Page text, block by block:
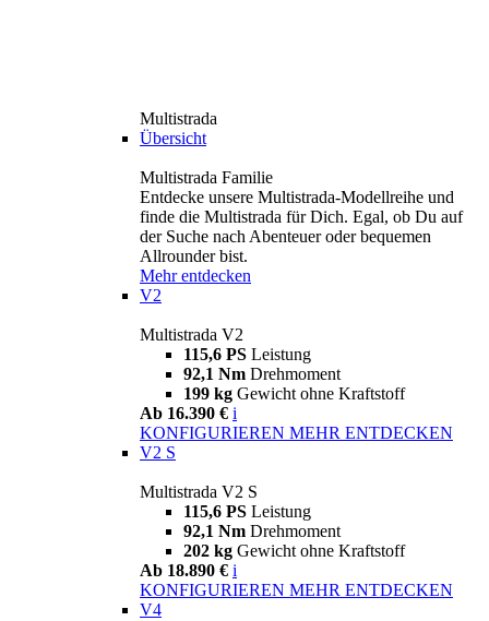
Multistrada
Übersicht
Multistrada Familie
Entdecke unsere Multistrada-Modellreihe und
finde die Multistrada für Dich. Egal, ob Du auf
der Suche nach Abenteuer oder bequemen
Allrounder bist.
Mehr entdecken
V2
Multistrada V2
115,6 PS Leistung
92,1 Nm Drehmoment
199 kg Gewicht ohne Kraftstoff
Ab 16.390 € i
KONFIGURIEREN MEHR ENTDECKEN
V2 S
Multistrada V2 S
115,6 PS Leistung
92,1 Nm Drehmoment
202 kg Gewicht ohne Kraftstoff
Ab 18.890 € i
KONFIGURIEREN MEHR ENTDECKEN
V4